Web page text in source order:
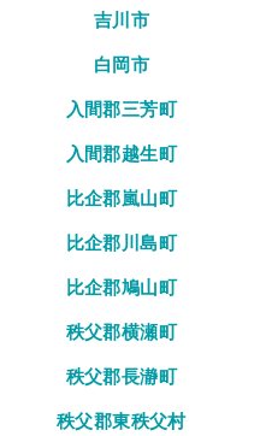
吉川市
白岡市
入間郡三芳町
入間郡越生町
比企郡嵐山町
比企郡川島町
比企郡鳩山町
秩父郡横瀬町
秩父郡長瀞町
秩父郡東秩父村